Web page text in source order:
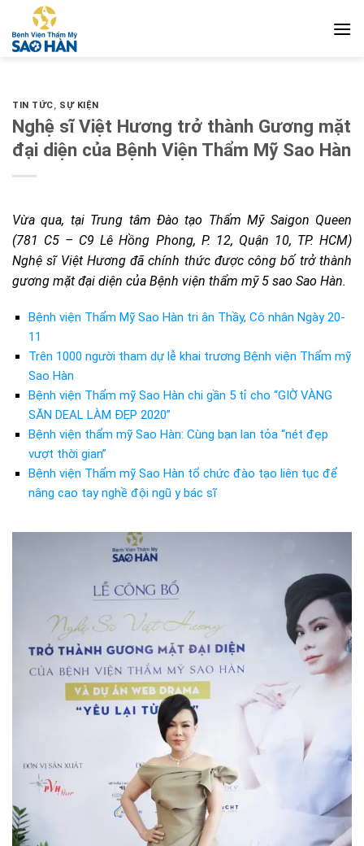
qua
nội
TIN TỨC, SỰ KIỆN
Nghệ sĩ Việt Hương trở thành Gương mặt
đại diện của Bệnh Viện Thẩm Mỹ Sao Hàn
Vừa qua, tại Trung tâm Đào tạo Thẩm Mỹ Saigon Queen
(781 C5 – C9 Lê Hồng Phong, P. 12, Quận 10, TP. HCM)
Nghệ sĩ Việt Hương đã chính thức được công bố trở thành
gương mặt đại diện của Bệnh viện thẩm mỹ 5 sao Sao Hàn.
Bệnh viện Thẩm Mỹ Sao Hàn tri ân Thầy, Cô nhân Ngày 20-
11
Trên 1000 người tham dự lễ khai trương Bệnh viện Thẩm mỹ
Sao Hàn
Bệnh viện Thẩm mỹ Sao Hàn chi gần 5 tỉ cho “GIỜ VÀNG
SĂN DEAL LÀM ĐẸP 2020”
Bệnh viện thẩm mỹ Sao Hàn: Cùng bạn lan tỏa “nét đẹp
vượt thời gian”
Bệnh viện Thẩm mỹ Sao Hàn tổ chức đào tạo liên tục để
nâng cao tay nghề đội ngũ y bác sĩ